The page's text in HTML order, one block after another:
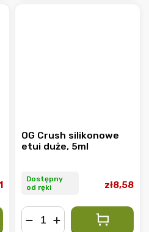
OG Crush silikonowe
etui duże, 5ml
Dostępny
od ręki
zł8,58